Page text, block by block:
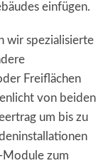
einfügen.
wir spezialisierte
Freiflächen
von beiden
um bis zu
Module zum